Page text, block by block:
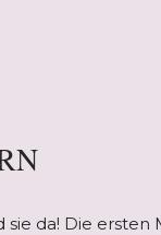
sie da! Die